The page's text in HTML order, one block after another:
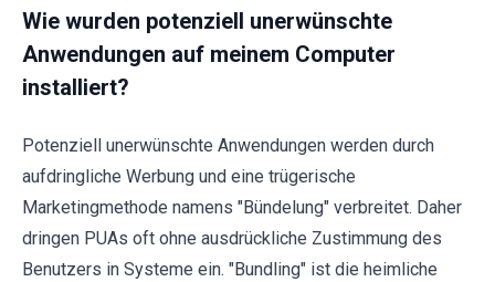
Wie wurden potenziell unerwünschte
Anwendungen auf meinem Computer
installiert?
Potenziell unerwünschte Anwendungen werden durch
aufdringliche Werbung und eine trügerische
Marketingmethode namens "Bündelung" verbreitet. Daher
dringen PUAs oft ohne ausdrückliche Zustimmung des
Benutzers in Systeme ein. "Bundling" ist die heimliche